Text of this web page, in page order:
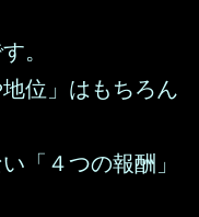
。
位」はもちろん
「４つの報酬」